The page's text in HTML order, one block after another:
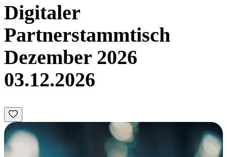
Digitaler
Partnerstammtisch
Dezember 2026
03.12.2026